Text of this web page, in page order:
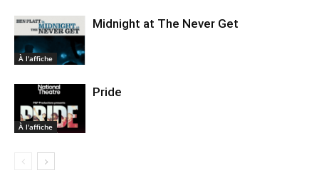
À l'affiche
Midnight at The Never Get
À l'affiche
Pride